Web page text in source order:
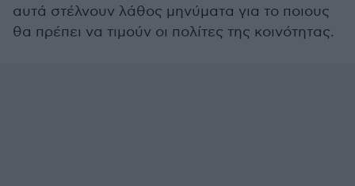
αυτά στέλνουν λάθος μηνύματα για το ποιους
θα πρέπει να τιμούν οι πολίτες της κοινότητας.